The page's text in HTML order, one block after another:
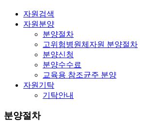
자원검색
자원분양
분양절차
고위험병원체자원 분양절차
분양신청
분양수수료
교육용 참조균주 분양
자원기탁
기탁안내
분양절차